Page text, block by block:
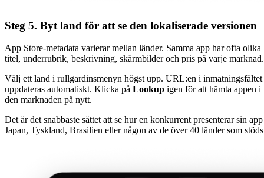
Steg 5. Byt land för att se den lokaliserade versionen
App Store-metadata varierar mellan länder. Samma app har ofta olika
titel, underrubrik, beskrivning, skärmbilder och pris på varje marknad.
Välj ett land i rullgardinsmenyn högst upp. URL:en i inmatningsfältet
uppdateras automatiskt. Klicka på Lookup igen för att hämta appen i
den marknaden på nytt.
Det är det snabbaste sättet att se hur en konkurrent presenterar sin
Japan, Tyskland, Brasilien eller någon av de över 40 länder som